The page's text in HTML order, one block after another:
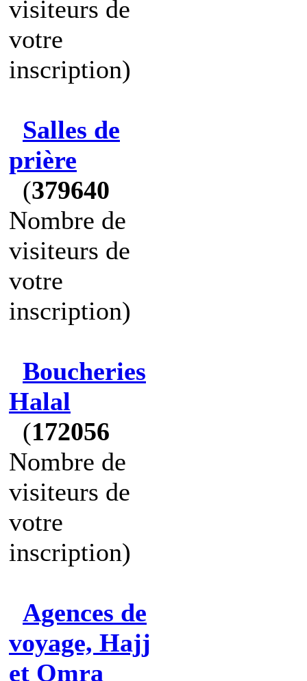
visiteurs de
votre
inscription)
Salles de
prière
(379640
Nombre de
visiteurs de
votre
inscription)
Boucheries
Halal
(172056
Nombre de
visiteurs de
votre
inscription)
Agences de
voyage, Hajj
et Omra